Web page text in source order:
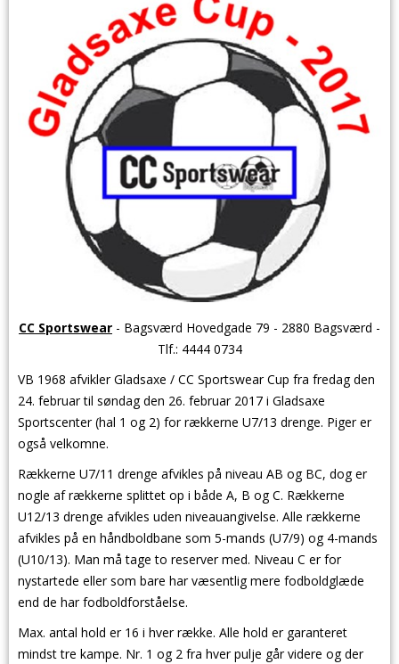
CC Sportswear - Bagsværd Hovedgade 79 - 2880 Bagsværd -
Tlf.: 4444 0734
VB 1968 afvikler Gladsaxe / CC Sportswear Cup fra fredag den
24. februar til søndag den 26. februar 2017 i Gladsaxe
Sportscenter (hal 1 og 2) for rækkerne U7/13 drenge. Piger er
også velkomne.
Rækkerne U7/11 drenge afvikles på niveau AB og BC, dog er
nogle af rækkerne splittet op i både A, B og C. Rækkerne
U12/13 drenge afvikles uden niveauangivelse. Alle rækkerne
afvikles på en håndboldbane som 5-mands (U7/9) og 4-mands
(U10/13). Man må tage to reserver med. Niveau C er for
nystartede eller som bare har væsentlig mere fodboldglæde
end de har fodboldforståelse.
Max. antal hold er 16 i hver række. Alle hold er garanteret
mindst tre kampe. Nr. 1 og 2 fra hver pulje går videre og der